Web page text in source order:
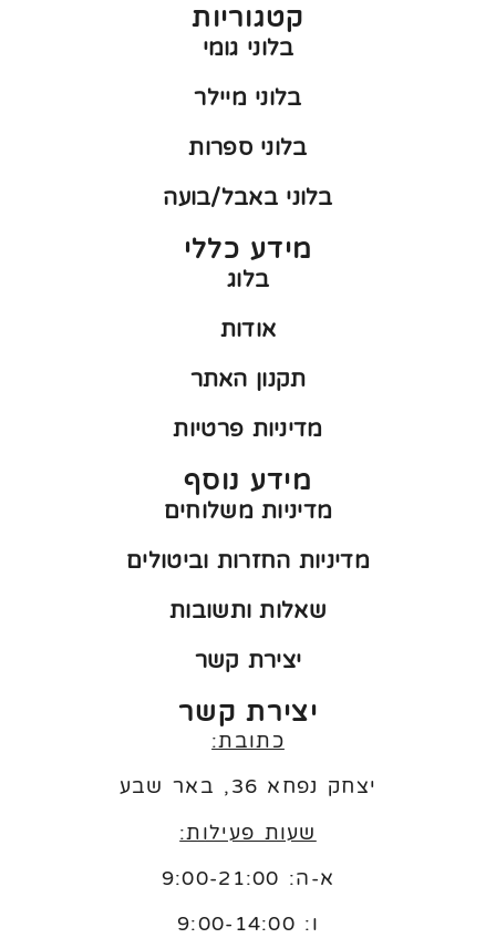
קטגוריות
בלוני גומי
בלוני מיילר
בלוני ספרות
בלוני באבל/בועה
מידע כללי
בלוג
אודות
תקנון האתר
מדיניות פרטיות
מידע נוסף
מדיניות משלוחים
מדיניות החזרות וביטולים
שאלות ותשובות
יצירת קשר
יצירת קשר
כתובת:
יצחק נפחא 36, באר שבע
שעות פעילות:
א-ה: 9:00-21:00
ו: 9:00-14:00